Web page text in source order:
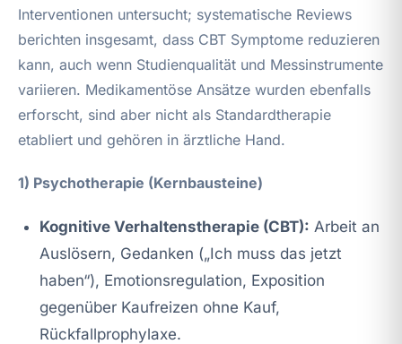
Interventionen untersucht; systematische Reviews
berichten insgesamt, dass CBT Symptome reduzieren
kann, auch wenn Studienqualität und Messinstrumente
variieren. Medikamentöse Ansätze wurden ebenfalls
erforscht, sind aber nicht als Standardtherapie
etabliert und gehören in ärztliche Hand.
1) Psychotherapie (Kernbausteine)
Kognitive Verhaltenstherapie (CBT): Arbeit an
Auslösern, Gedanken („Ich muss das jetzt
haben“), Emotionsregulation, Exposition
gegenüber Kaufreizen ohne Kauf,
Rückfallprophylaxe.